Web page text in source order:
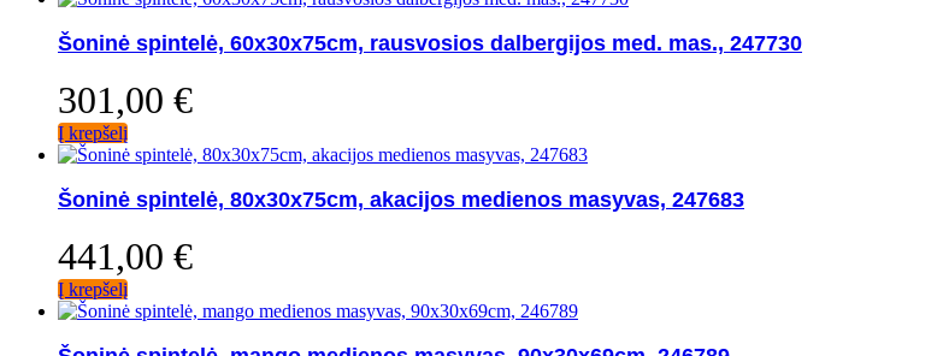
Šoninė spintelė, 60x30x75cm, rausvosios dalbergijos med. mas., 247730
301,00 €
Į krepšelį
Šoninė spintelė, 80x30x75cm, akacijos medienos masyvas, 247683
441,00 €
Į krepšelį